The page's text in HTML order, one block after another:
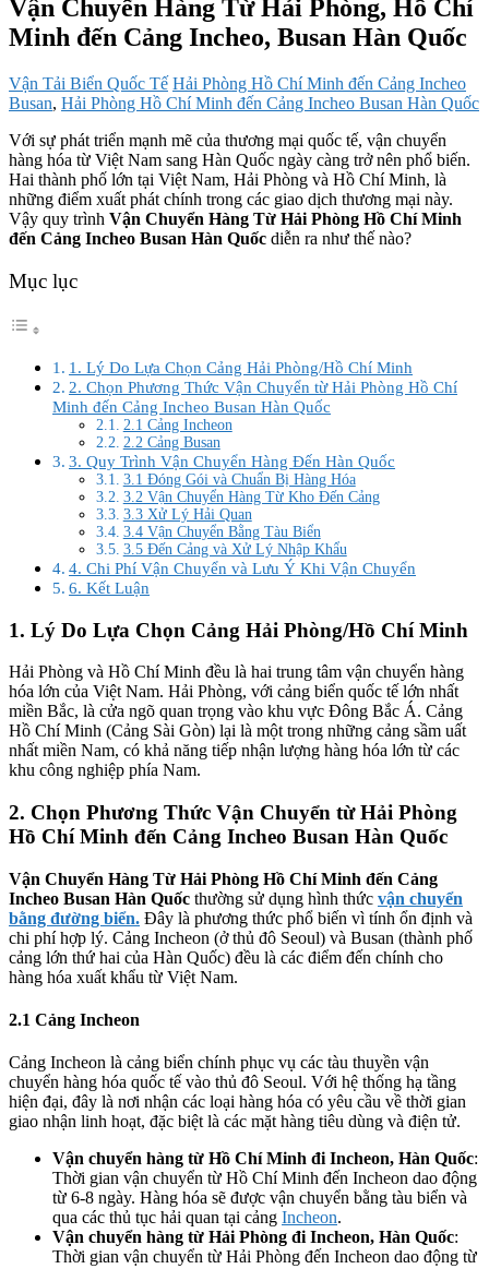
Vận Chuyển Hàng Từ Hải Phòng, Hồ Chí
Minh đến Cảng Incheo, Busan Hàn Quốc
Vận Tải Biển Quốc Tế Hải Phòng Hồ Chí Minh đến Cảng Incheo
Busan, Hải Phòng Hồ Chí Minh đến Cảng Incheo Busan Hàn Quốc
Với sự phát triển mạnh mẽ của thương mại quốc tế, vận chuyển
hàng hóa từ Việt Nam sang Hàn Quốc ngày càng trở nên phổ biến.
Hai thành phố lớn tại Việt Nam, Hải Phòng và Hồ Chí Minh, là
những điểm xuất phát chính trong các giao dịch thương mại này.
Vậy quy trình Vận Chuyển Hàng Từ Hải Phòng Hồ Chí Minh
đến Cảng Incheo Busan Hàn Quốc diễn ra như thế nào?
Mục lục
1. Lý Do Lựa Chọn Cảng Hải Phòng/Hồ Chí Minh
2. Chọn Phương Thức Vận Chuyển từ Hải Phòng Hồ Chí
Minh đến Cảng Incheo Busan Hàn Quốc
2.1 Cảng Incheon
2.2 Cảng Busan
3. Quy Trình Vận Chuyển Hàng Đến Hàn Quốc
3.1 Đóng Gói và Chuẩn Bị Hàng Hóa
3.2 Vận Chuyển Hàng Từ Kho Đến Cảng
3.3 Xử Lý Hải Quan
3.4 Vận Chuyển Bằng Tàu Biển
3.5 Đến Cảng và Xử Lý Nhập Khẩu
4. Chi Phí Vận Chuyển và Lưu Ý Khi Vận Chuyển
6. Kết Luận
1. Lý Do Lựa Chọn Cảng Hải Phòng/Hồ Chí Minh
Hải Phòng và Hồ Chí Minh đều là hai trung tâm vận chuyển hàng
hóa lớn của Việt Nam. Hải Phòng, với cảng biển quốc tế lớn nhất
miền Bắc, là cửa ngõ quan trọng vào khu vực Đông Bắc Á. Cảng
Hồ Chí Minh (Cảng Sài Gòn) lại là một trong những cảng sầm uất
nhất miền Nam, có khả năng tiếp nhận lượng hàng hóa lớn từ các
khu công nghiệp phía Nam.
2. Chọn Phương Thức Vận Chuyển từ Hải Phòng
Hồ Chí Minh đến Cảng Incheo Busan Hàn Quốc
Vận Chuyển Hàng Từ Hải Phòng Hồ Chí Minh đến Cảng
Incheo Busan Hàn Quốc thường sử dụng hình thức vận chuyển
bằng đường biển. Đây là phương thức phổ biến vì tính ổn định và
chi phí hợp lý. Cảng Incheon (ở thủ đô Seoul) và Busan (thành phố
cảng lớn thứ hai của Hàn Quốc) đều là các điểm đến chính cho
hàng hóa xuất khẩu từ Việt Nam.
2.1 Cảng Incheon
Cảng Incheon là cảng biển chính phục vụ các tàu thuyền vận
chuyển hàng hóa quốc tế vào thủ đô Seoul. Với hệ thống hạ tầng
hiện đại, đây là nơi nhận các loại hàng hóa có yêu cầu về thời gian
giao nhận linh hoạt, đặc biệt là các mặt hàng tiêu dùng và điện tử.
Vận chuyển hàng từ Hồ Chí Minh đi Incheon, Hàn Quốc:
Thời gian vận chuyển từ Hồ Chí Minh đến Incheon dao động
từ 6-8 ngày. Hàng hóa sẽ được vận chuyển bằng tàu biển và
qua các thủ tục hải quan tại cảng Incheon.
Vận chuyển hàng từ Hải Phòng đi Incheon, Hàn Quốc:
Thời gian vận chuyển từ Hải Phòng đến Incheon dao động từ